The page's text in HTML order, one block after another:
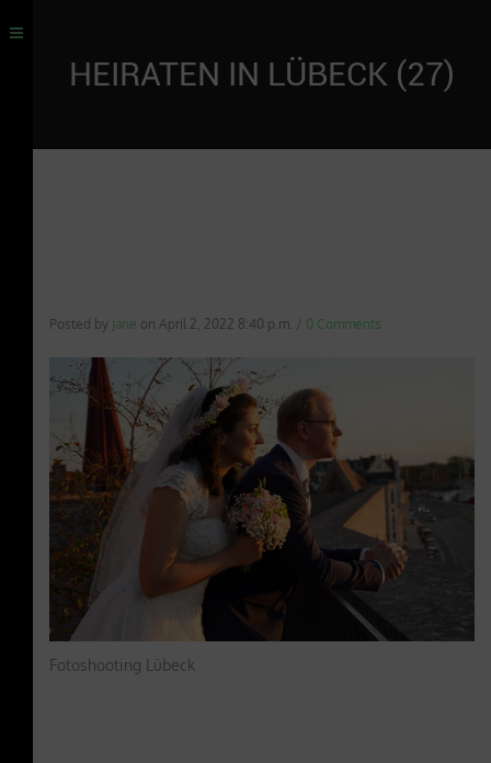
HEIRATEN IN LÜBECK (27)
Posted by Jane on April 2, 2022 8:40 p.m. / 0 Comments
Fotoshooting Lübeck